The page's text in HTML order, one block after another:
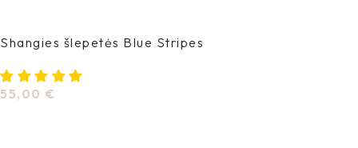
Shangies šlepetės Blue Stripes
55,00 €